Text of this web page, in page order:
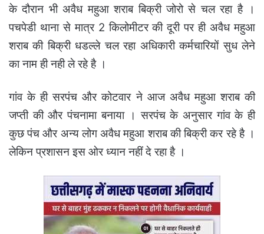
के दौरान भी अवैध महुआ शराब बिक्री जोरो से चल रहा है ।
पचपेडी थाना से मात्र 2 किलोमीटर की दूरी पर ही अवैध महुआ
शराब की बिक्री धडल्ले चल रहा अधिकारी कर्मचारियों सुध लेने
का नाम ही नही ले रहे है ।
गांव के ही सरपंच और कोटवार ने आज अवैध महुआ शराब की
जप्ती की और पंचनामा बनाया । सरपंच के अनुसार गांव के ही
कुछ पंच और अन्य लोग अवैध महुआ शराब की बिक्री कर रहे है ।
लेकिन प्रशासन इस ओर ध्यान नहीं दे रहा है ।